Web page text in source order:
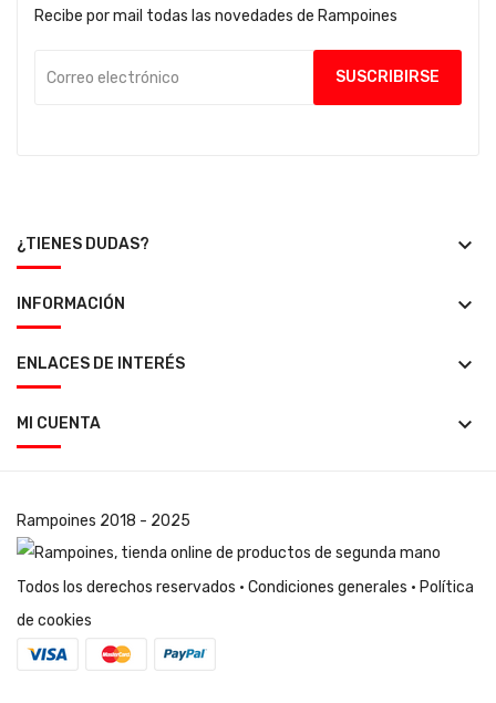
Recibe por mail todas las novedades de Rampoines
¿TIENES DUDAS? keyboard_arrow_down
INFORMACIÓN keyboard_arrow_down
ENLACES DE INTERÉS keyboard_arrow_down
MI CUENTA keyboard_arrow_down
Rampoines 2018 - 2025
Todos los derechos reservados · Condiciones generales · Política
de cookies